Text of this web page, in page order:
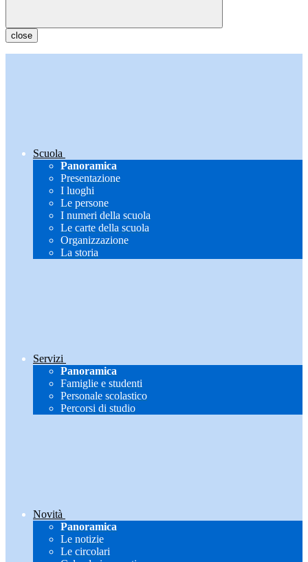
close
Scuola
Panoramica
Presentazione
I luoghi
Le persone
I numeri della scuola
Le carte della scuola
Organizzazione
La storia
Servizi
Panoramica
Famiglie e studenti
Personale scolastico
Percorsi di studio
Novità
Panoramica
Le notizie
Le circolari